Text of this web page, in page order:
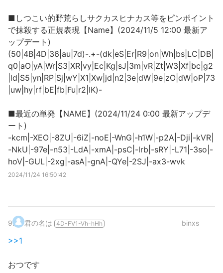
■しつこい的野荒らしサクカスヒナカス等をピンポイント
で抹殺する正規表現【Name】(2024/11/5 12:00 最新ア
ップデート)
(50|4B|4D|36|au|7d)-.+-(dk|eS|Er|R9|on|Wh|bs|LC|DB|
q0|aO|yA|Wr|S3|XR|vy|Ec|Kg|sJ|3m|vR|Zt|W3|Xf|bc|g2
|ld|S5|yn|RP|Sj|wY|X1|Xw|jd|n2|3e|dW|9e|zO|dW|oP|73
|uw|hy|rf|bE|fb|Fu|r2|IK)-
■最近の単発【NAME】(2024/11/24 0:00 最新アップデ
ート)
-kcm|-XEO|-8ZU|-6iZ|-noE|-WnG|-h1W|-p2A|-Dji|-kVR|
-NkU|-97e|-n53|-LdA|-xmA|-psC|-lrb|-sRY|-L71|-3so|-
hoV|-GUL|-2xg|-asA|-gnA|-QYe|-2SJ|-ax3-wvk
2024/11/24 16:50:42
9. 君の名は 4D-FV1-Vh-hHh binxs
>>1
おつです